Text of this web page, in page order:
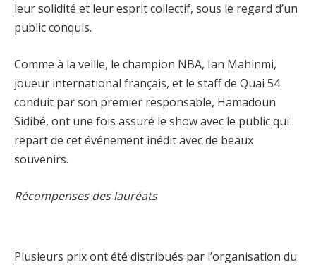
leur solidité et leur esprit collectif, sous le regard d’un
public conquis.
Comme à la veille, le champion NBA, Ian Mahinmi,
joueur international français, et le staff de Quai 54
conduit par son premier responsable, Hamadoun
Sidibé, ont une fois assuré le show avec le public qui
repart de cet événement inédit avec de beaux
souvenirs.
Récompenses des lauréats
Plusieurs prix ont été distribués par l’organisation du